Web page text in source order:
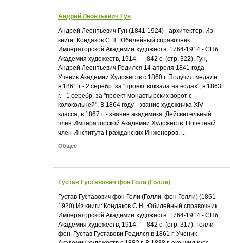
Андрей Леонтьевич Гун
Андрей Леонтьевич Гун (1841-1924) - архитектор. Из
книги: Кондаков С.Н. Юбилейный справочник
Императорской Академии художеств. 1764-1914 - СПб.:
Академия художеств, 1914. — 842 с. (стр. 322): Гун,
Андрей Леонтьевич Родился 14 апреля 1841 года.
Ученик Академии Художеств с 1860 г. Получил медали:
в 1861 г - 2 серебр. за "проект вокзала на водах"; в 1863
г. - 1 серебр. за "проект монастырских ворот с
колокольней". В 1864 году - звание художника XIV
класса; в 1867 г. - звание академика. Дейсвительный
член Императорской Академии Художеств. Почетный
член Института Гражданских Инженеров. ...
Общее
Густав Густавович фон Голи (Голли)
Густав Густавович фон Голи (Голли, фон Голли) (1861 -
1920) Из книги: Кондаков С.Н. Юбилейный справочник
Императорской Академии художеств. 1764-1914 - СПб.:
Академия художеств, 1914. — 842 с. (стр. 317): Голли-
фон, Густав Густавови Родился в 1861 г. Ученик